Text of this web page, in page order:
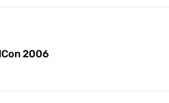
2006